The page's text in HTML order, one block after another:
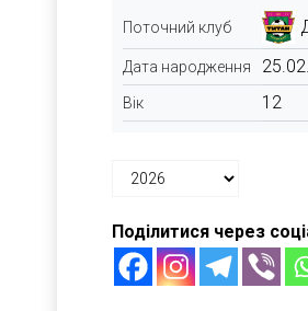
Поточний клуб
Дата народження
Вік 12
Поділитися через